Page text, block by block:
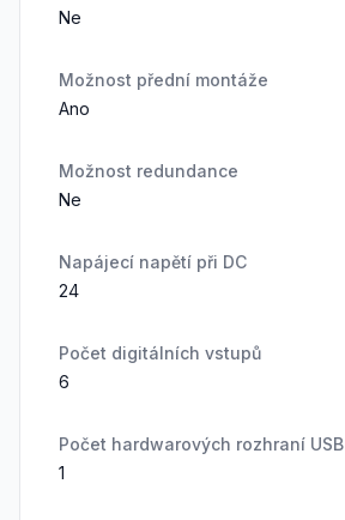
Ne
Možnost přední montáže
Ano
Možnost redundance
Ne
Napájecí napětí při DC
24
Počet digitálních vstupů
6
Počet hardwarových rozhraní USB
1